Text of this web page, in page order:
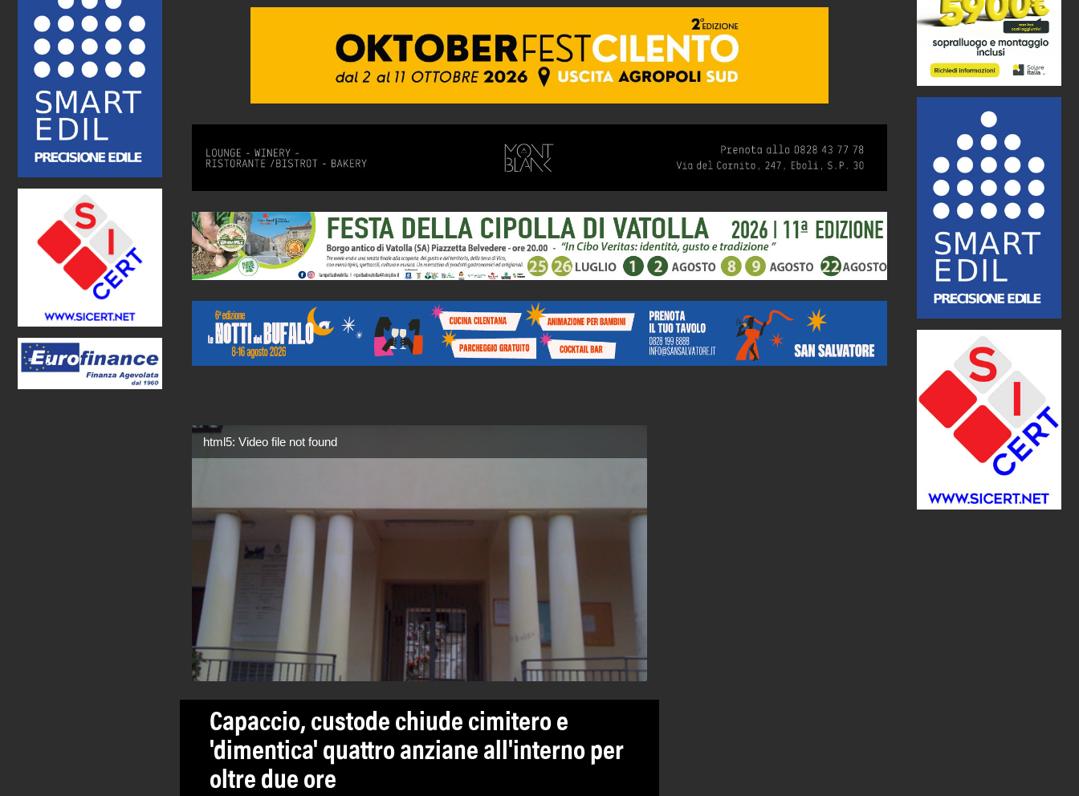
html5: Video file not found
Capaccio, custode chiude cimitero e
'dimentica' quattro anziane all'interno per
oltre due ore